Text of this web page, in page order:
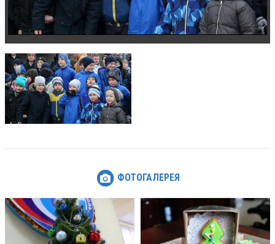
ФОТОГАЛЕРЕЯ